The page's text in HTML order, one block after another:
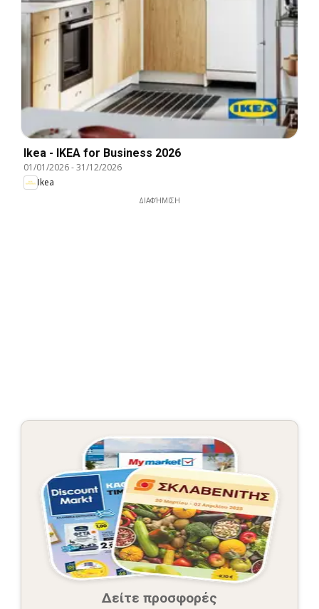
Ikea - IKEA for Business 2026
01/01/2026-31/12/2026
Ikea
ΔΙΑΦΉΜΙΣΗ
Δείτε προσφορές